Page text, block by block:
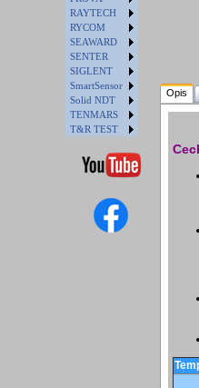
RAYTECH
RYCOM
SEAWARD
SENTER
SIGLENT
SmartSensor
Solid NDT
TENMARS
T&R TEST
Opis